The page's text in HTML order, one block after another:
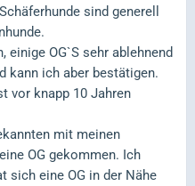
sind generell
einige OG`S sehr ablehnend
kann ich aber bestätigen.
vor knapp 10 Jahren
mit meinen
OG gekommen. Ich
sich eine OG in der Nähe